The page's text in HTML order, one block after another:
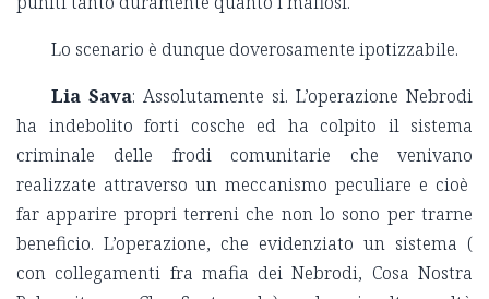
Lo scenario è dunque doverosamente ipotizzabile.
Lia Sava: Assolutamente si. L’operazione Nebrodi
ha indebolito forti cosche ed ha colpito il sistema
criminale delle frodi comunitarie che venivano
realizzate attraverso un meccanismo peculiare e cioè
far apparire propri terreni che non lo sono per trarne
beneficio. L’operazione, che evidenziato un sistema (
con collegamenti fra mafia dei Nebrodi, Cosa Nostra